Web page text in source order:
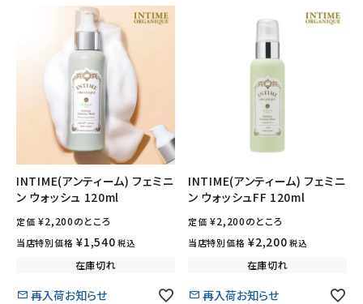
INTIME(アンティーム) フェミニ
ン ウォッシュ 120ml
定価 ¥2,200のところ
当店特別価格 ¥1,540 税込
在庫切れ
再入荷お知らせ
INTIME(アンティーム) フェミニ
ン ウォッシュFF 120ml
定価 ¥2,200のところ
当店特別価格 ¥2,200 税込
在庫切れ
再入荷お知らせ